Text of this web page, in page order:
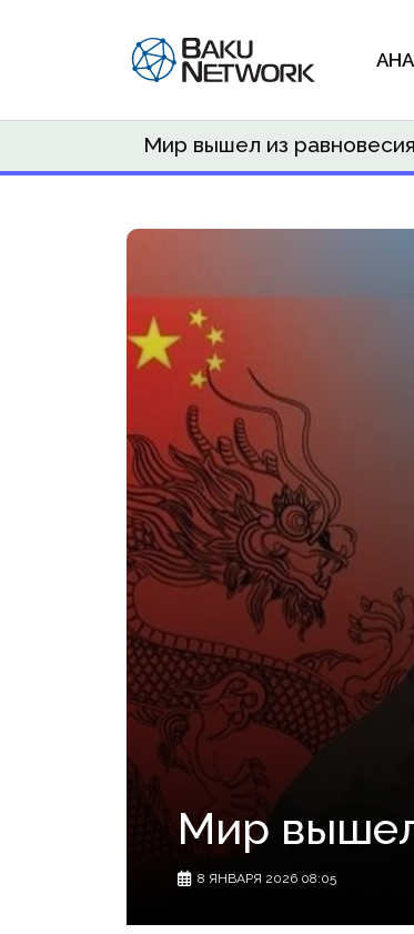
Мир вышел из
Мир
8 ЯНВАРЯ 2026 08:05